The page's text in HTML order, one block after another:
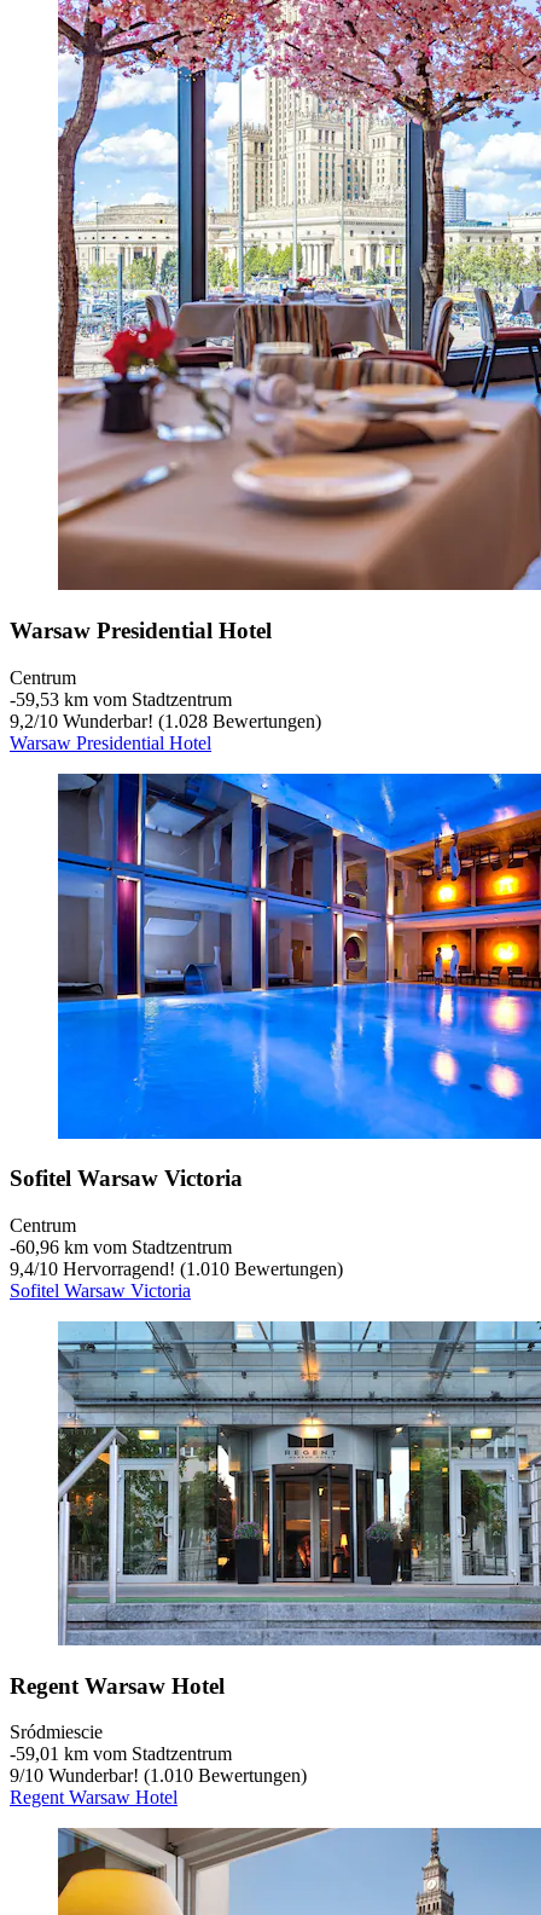
Warsaw Presidential Hotel
Centrum
‐59,53 km vom Stadtzentrum
9,2/10 Wunderbar! (1.028 Bewertungen)
Warsaw Presidential Hotel
Sofitel Warsaw Victoria
Centrum
‐60,96 km vom Stadtzentrum
9,4/10 Hervorragend! (1.010 Bewertungen)
Sofitel Warsaw Victoria
Regent Warsaw Hotel
Sródmiescie
‐59,01 km vom Stadtzentrum
9/10 Wunderbar! (1.010 Bewertungen)
Regent Warsaw Hotel